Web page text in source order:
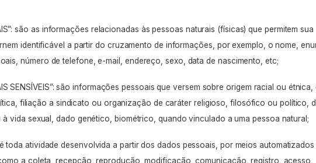
são as informações relacionadas às pessoas naturais (físicas) que permitem sua
identificável a partir do cruzamento de informações, por exemplo, o nome,
número de telefone,e-mail , endereço, sexo, data de nascimento, etc;
SENSÍVEIS”: são informações pessoais que versem sobre origem racial ou
filiação a sindicato ou organização de caráter religioso, filosófico ou político,
vida sexual, dado genético, biométrico, quando vinculado a uma pessoa natural;
é toda atividade desenvolvida a partir dos dados pessoais, por meios
a coleta, recepção, reprodução, modificação, comunicação, registro, acesso,